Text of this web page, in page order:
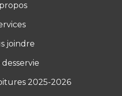
joindre
2025-2026